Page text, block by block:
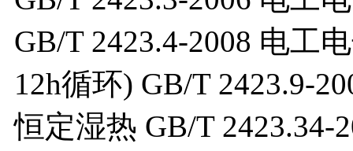
GB/T 2423.4-2008 电工
12h循环) GB/T 2423.9-
恒定湿热 GB/T 2423.34-